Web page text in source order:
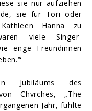
sie nur aufziehen
sie für Tori oder
Hanna zu
viele Singer-
enge Freundinnen
Jubiläums des
Chvrches, „The
Jahr, fühlte